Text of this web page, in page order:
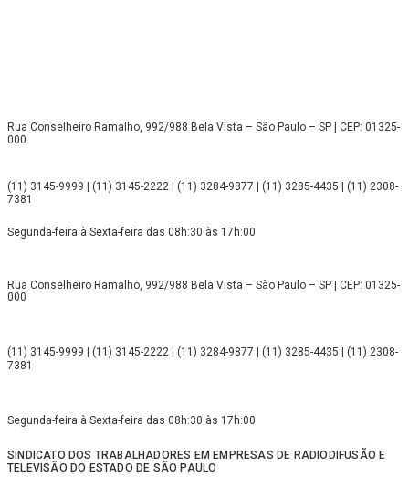
Rua Conselheiro Ramalho, 992/988 Bela Vista – São Paulo – SP | CEP: 01325-
000
(11) 3145-9999 | (11) 3145-2222 | (11) 3284-9877 | (11) 3285-4435 | (11) 2308-
7381
Segunda-feira à Sexta-feira das 08h:30 às 17h:00
Rua Conselheiro Ramalho, 992/988 Bela Vista – São Paulo – SP | CEP: 01325-
000
(11) 3145-9999 | (11) 3145-2222 | (11) 3284-9877 | (11) 3285-4435 | (11) 2308-
7381
Segunda-feira à Sexta-feira das 08h:30 às 17h:00
SINDICATO DOS TRABALHADORES EM EMPRESAS DE RADIODIFUSÃO E
TELEVISÃO DO ESTADO DE SÃO PAULO